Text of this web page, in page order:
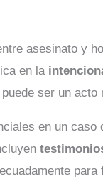
asesinato y
en la
ser un acto
en un caso